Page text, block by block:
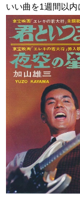
いい曲を1週間以内